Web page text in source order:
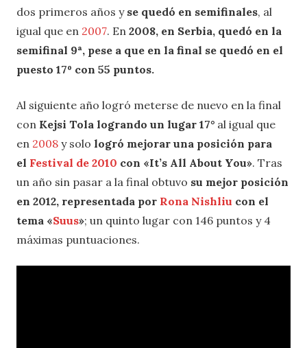
dos primeros años y se quedó en semifinales, al
igual que en 2007. En 2008, en Serbia, quedó en la
semifinal 9ª, pese a que en la final se quedó en el
puesto 17º con 55 puntos.
Al siguiente año logró meterse de nuevo en la final
con Kejsi Tola logrando un lugar 17° al igual que
en 2008 y solo logró mejorar una posición para
el Festival de 2010 con «It’s All About You». Tras
un año sin pasar a la final obtuvo su mejor posición
en 2012, representada por Rona Nishliu con el
tema «Suus»; un quinto lugar con 146 puntos y 4
máximas puntuaciones.